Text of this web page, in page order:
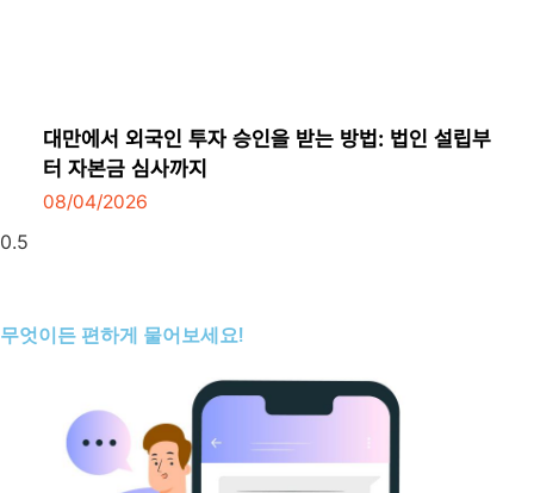
대만에서 외국인 투자 승인을 받는 방법: 법인 설립부
터 자본금 심사까지
08/04/2026
무엇이든 편하게 물어보세요!